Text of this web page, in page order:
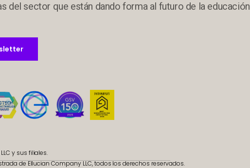
del sector que están dando forma al futuro de la educación
y sus filiales.
de Ellucian Company LLC, todos los derechos reservados.